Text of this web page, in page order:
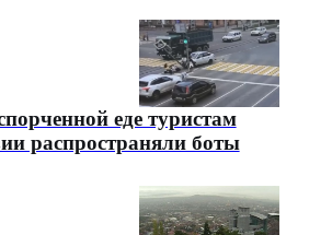
еде туристам
распространяли боты